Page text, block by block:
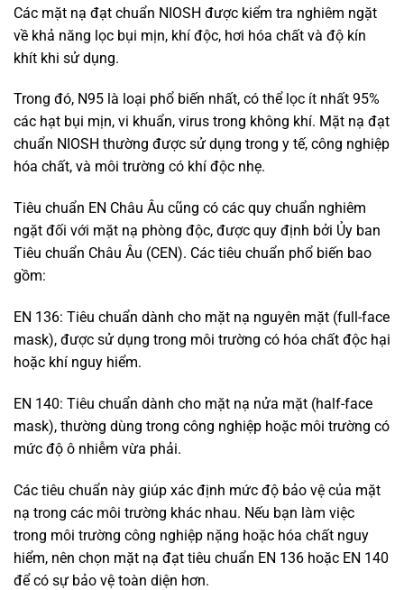
Các mặt nạ đạt chuẩn NIOSH được kiểm tra nghiêm ngặt
về khả năng lọc bụi mịn, khí độc, hơi hóa chất và độ kín
khít khi sử dụng.
Trong đó, N95 là loại phổ biến nhất, có thể lọc ít nhất 95%
các hạt bụi mịn, vi khuẩn, virus trong không khí. Mặt nạ đạt
chuẩn NIOSH thường được sử dụng trong y tế, công nghiệp
hóa chất, và môi trường có khí độc nhẹ.
Tiêu chuẩn EN Châu Âu cũng có các quy chuẩn nghiêm
ngặt đối với mặt nạ phòng độc, được quy định bởi Ủy ban
Tiêu chuẩn Châu Âu (CEN). Các tiêu chuẩn phổ biến bao
gồm:
EN 136: Tiêu chuẩn dành cho mặt nạ nguyên mặt (full-face
mask), được sử dụng trong môi trường có hóa chất độc hại
hoặc khí nguy hiểm.
EN 140: Tiêu chuẩn dành cho mặt nạ nửa mặt (half-face
mask), thường dùng trong công nghiệp hoặc môi trường có
mức độ ô nhiễm vừa phải.
Các tiêu chuẩn này giúp xác định mức độ bảo vệ của mặt
nạ trong các môi trường khác nhau. Nếu bạn làm việc
trong môi trường công nghiệp nặng hoặc hóa chất nguy
hiểm, nên chọn mặt nạ đạt tiêu chuẩn EN 136 hoặc EN 140
để có sự bảo vệ toàn diện hơn.